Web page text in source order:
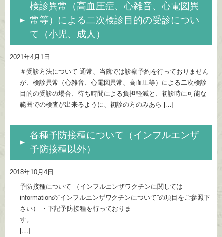
検診異常（高血圧症、心雑音、心電図異
常等）による二次検診目的の受診につい
て（小児、成人）
2021年4月1日
＃受診方法について 通常、当院では診察予約を行っておりません
が、検診異常（心雑音、心電図異常、高血圧等）による二次検診
目的の受診の場合、待ち時間による負担軽減と、初診時に可能な
範囲での検査が出来るように、初診の方のみあら […]
各種予防接種について（インフルエンザ
予防接種以外）
2018年10月4日
予防接種について （インフルエンザワクチンに関しては
informationの“インフルエンザワクチンについて”の項目をご参照下
さい） ・下記予防接種を行っておりま
す。
[…]